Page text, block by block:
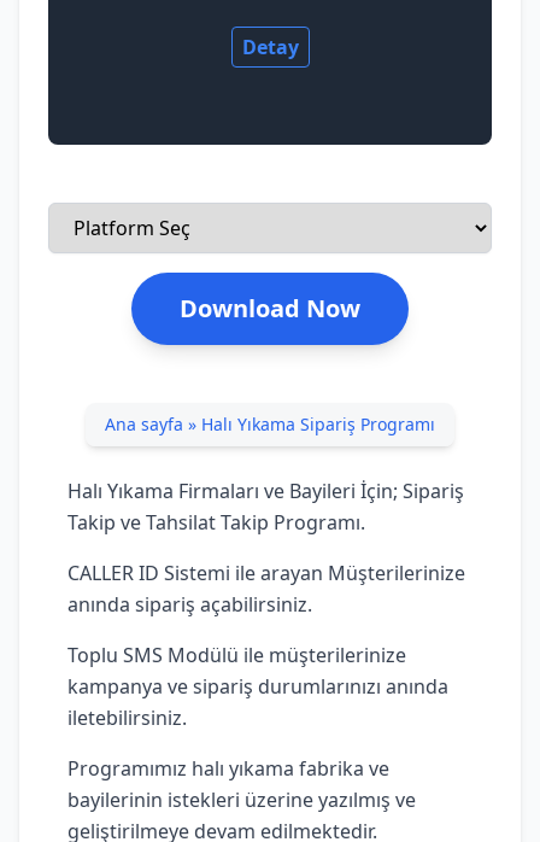
Detay
Download Now
Ana sayfa » Halı Yıkama Sipariş Programı
Halı Yıkama Firmaları ve Bayileri İçin; Sipariş
Takip ve Tahsilat Takip Programı.
CALLER ID Sistemi ile arayan Müşterilerinize
anında sipariş açabilirsiniz.
Toplu SMS Modülü ile müşterilerinize
kampanya ve sipariş durumlarınızı anında
iletebilirsiniz.
Programımız halı yıkama fabrika ve
bayilerinin istekleri üzerine yazılmış ve
geliştirilmeye devam edilmektedir.